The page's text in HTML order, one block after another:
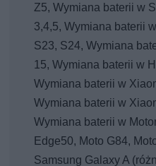
Z5, Wymiana baterii w
3,4,5, Wymiana baterii
S23, S24, Wymiana
15, Wymiana baterii w
Wymiana baterii w
Wymiana baterii w
Wymiana baterii w
Edge50, Moto G84,
Samsung Galaxy A